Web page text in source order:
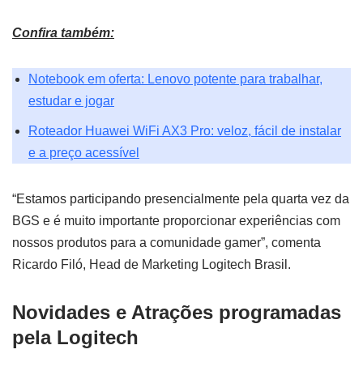
Confira também:
Notebook em oferta: Lenovo potente para trabalhar,
estudar e jogar
Roteador Huawei WiFi AX3 Pro: veloz, fácil de instalar
e a preço acessível
“Estamos participando presencialmente pela quarta vez da
BGS e é muito importante proporcionar experiências com
nossos produtos para a comunidade gamer”, comenta
Ricardo Filó, Head de Marketing Logitech Brasil.
Novidades e Atrações programadas
pela Logitech